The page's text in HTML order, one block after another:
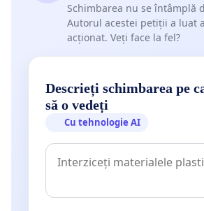
Schimbarea nu se întâmplă
Autorul acestei petiții a luat
acționat. Veți face la fel?
Descrieți schimbarea pe
să o vedeți
Cu tehnologie AI